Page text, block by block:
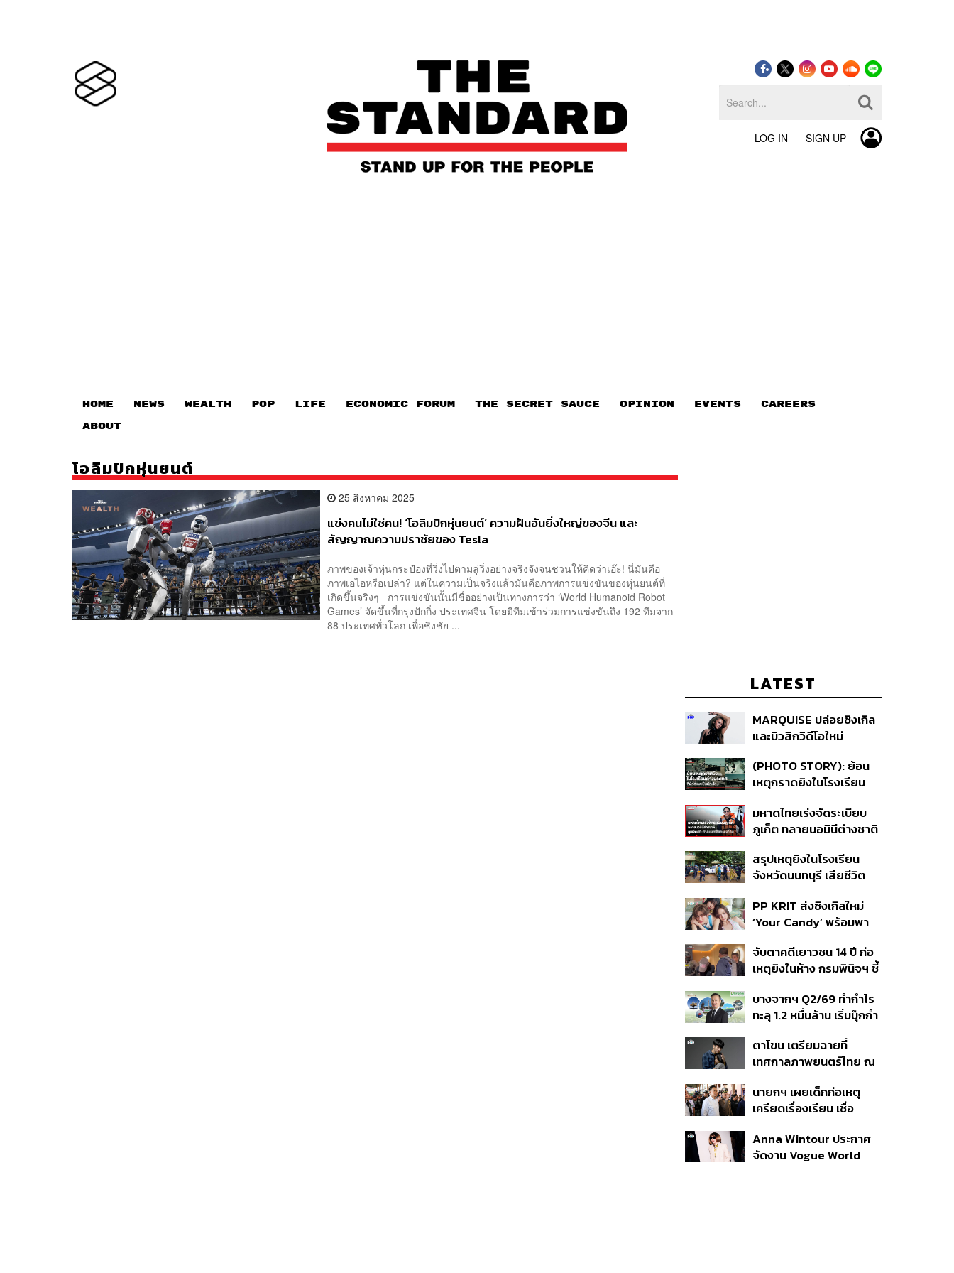
LOG IN SIGN UP
HOME NEWS WEALTH POP LIFE ECONOMIC FORUM THE SECRET SAUCE​ OPINION EVENTS CAREERS
ABOUT
โอลิมปิกหุ่นยนต์
25 สิงหาคม 2025
แข่งคนไม่ใช่คน! ‘โอลิมปิกหุ่นยนต์’ ความฝันอันยิ่งใหญ่ของจีน และ
สัญญาณความปราชัยของ Tesla
ภาพของเจ้าหุ่นกระป๋องที่วิ่งไปตามลู่วิ่งอย่างจริงจังจนชวนให้คิดว่าเอ๊ะ! นี่มันคือ
ภาพเอไอหรือเปล่า? แต่ในความเป็นจริงแล้วมันคือภาพการแข่งขันของหุ่นยนต์ที่
เกิดขึ้นจริงๆ การแข่งขันนั้นมีชื่ออย่างเป็นทางการว่า ‘World Humanoid Robot
Games’ จัดขึ้นที่กรุงปักกิ่ง ประเทศจีน โดยมีทีมเข้าร่วมการแข่งขันถึง 192 ทีมจาก
88 ประเทศทั่วโลก เพื่อชิงชัย ...
LATEST
MARQUISE ปล่อยซิงเกิล
และมิวสิกวิดีโอใหม่
สัมพันธ์สุด Toxic
(PHOTO STORY): ย้อน
เหตุกราดยิงในโรงเรียน
นักเรียน
มหาดไทยเร่งจัดระเบียบ
ภูเก็ต ทลายนอมินีต่างชาติ
ที่ดิน เคลียร์ใบอนุญาต
โรงแรมค้าง 7 ปี
สรุปเหตุยิงในโรงเรียน
จังหวัดนนทบุรี เสียชีวิต
ปมค้นประวัติคดีกราดยิงที่
สหรัฐฯ
PP KRIT ส่งซิงเกิลใหม่
‘Your Candy’ พร้อมพา
สิกวิดีโอ
จับตาคดีเยาวชน 14 ปี ก่อ
เหตุยิงในห้าง กรมพินิจฯ ชี้
เนื่อง ประเมินปล่อยตัว
บางจากฯ Q2/69 ทำกำไร
ทะลุ 1.2 หมื่นล้าน เริ่มบุ๊กกำ
แรก หนุนรายได้ครึ่งปีทะลุ
3.2 แสนล้าน
ตาโขน เตรียมฉายที่
เทศกาลภาพยนตร์ไทย ณ
นายกฯ เผยเด็กก่อเหตุ
เครียดเรื่องเรียน เชื่อ
กระสุนอีกกว่า 30 นัด หาก
ไม่จบชีวิตตัวเองอาจสูญ
Anna Wintour ประกาศ
จัดงาน Vogue World